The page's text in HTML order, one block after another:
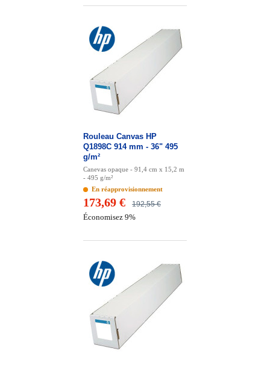
Rouleau Canvas HP
Q1898C 914 mm - 36" 495
g/m²
Canevas opaque - 91,4 cm x 15,2 m
- 495 g/m²
En réapprovisionnement
192,55 €
173,69 €
Économisez 9%